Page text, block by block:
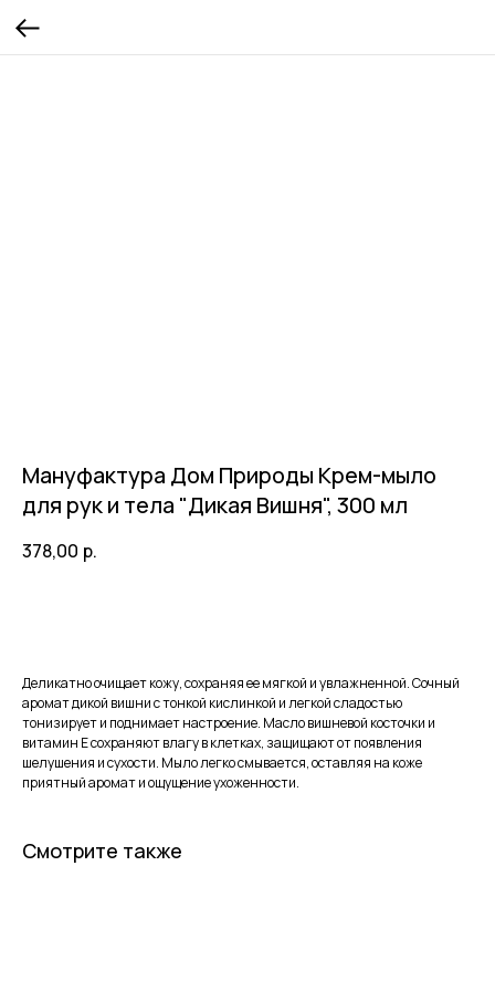
Мануфактура Дом Природы Крем-мыло
для рук и тела "Дикая Вишня", 300 мл
378,00 р.
Деликатно очищает кожу, сохраняя ее мягкой и увлажненной. Сочный
аромат дикой вишни с тонкой кислинкой и легкой сладостью
тонизирует и поднимает настроение. Масло вишневой косточки и
витамин Е сохраняют влагу в клетках, защищают от появления
шелушения и сухости. Мыло легко смывается, оставляя на коже
приятный аромат и ощущение ухоженности.
Смотрите также